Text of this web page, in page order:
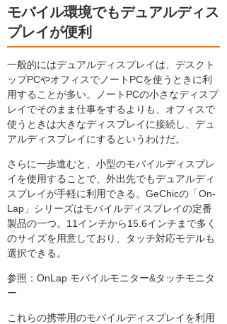
モバイル環境でもデュアルディス
プレイが便利
一般的にはデュアルディスプレイは、デスクト
ップPCやオフィスでノートPCを使うときに利
用することが多い。ノートPCの小さなディスプ
レイでそのまま仕事をするよりも、オフィスで
使うときは大きなディスプレイに接続し、デュ
アルディスプレイにするというわけだ。
さらに一歩進むと、小型のモバイルディスプレ
イを使用することで、外出先でもデュアルディ
スプレイが手軽に利用できる。GeChicの「On-
Lap」シリーズはモバイルディスプレイの定番
製品の一つ。11インチから15.6インチまで多く
のサイズを用意しており、タッチ対応モデルも
選択できる。
参照：OnLap モバイルモニター&タッチモニタ
ー
これらの携帯用のモバイルディスプレイを利用